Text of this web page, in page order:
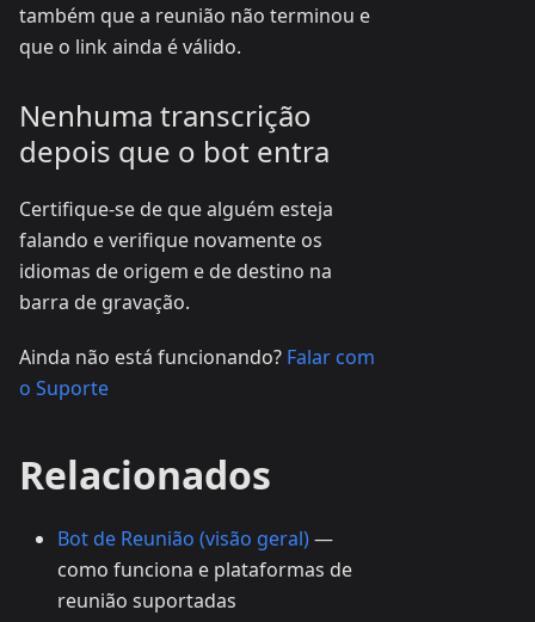
também que a reunião não terminou e
que o link ainda é válido.
Nenhuma transcrição
depois que o bot entra
Certifique-se de que alguém esteja
falando e verifique novamente os
idiomas de origem e de destino na
barra de gravação.
Ainda não está funcionando? Falar com
o Suporte
Relacionados
Bot de Reunião (visão geral)—
como funciona e plataformas de
reunião suportadas